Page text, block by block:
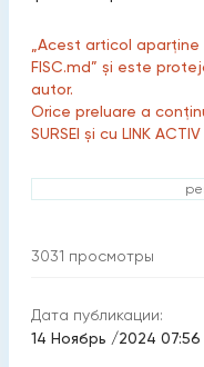
„Acest articol aparține
FISC.md” și este
autor.
Orice preluare a
SURSEI și cu LINK
3031 просмотры
Дата публикации:
14 Ноябрь /2024 07:56